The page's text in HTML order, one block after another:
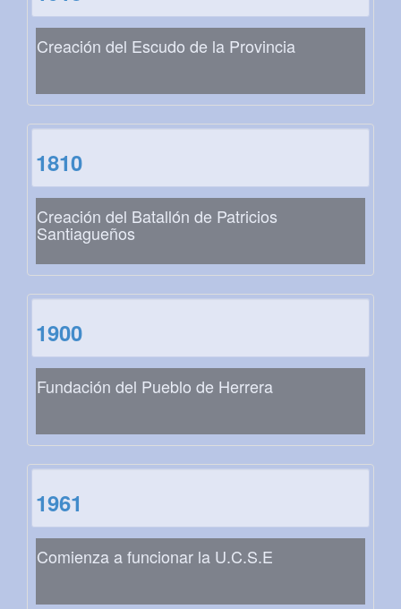
Creación del Escudo de la Provincia
1810
Creación del Batallón de Patricios
Santiagueños
1900
Fundación del Pueblo de Herrera
1961
Comienza a funcionar la U.C.S.E